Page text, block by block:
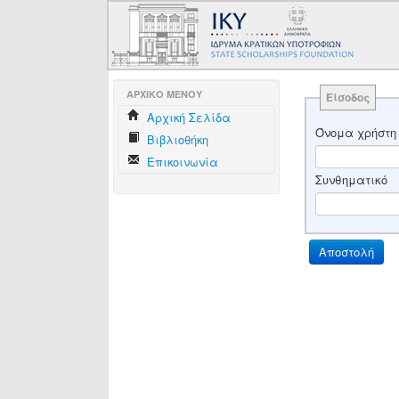
AΡΧΙΚΟ ΜΕΝΟΥ
Aρχική Σελίδα
Βιβλιοθήκη
Επικοινωνία
Είσοδος
Όνομα χρήστη
Συνθηματικό